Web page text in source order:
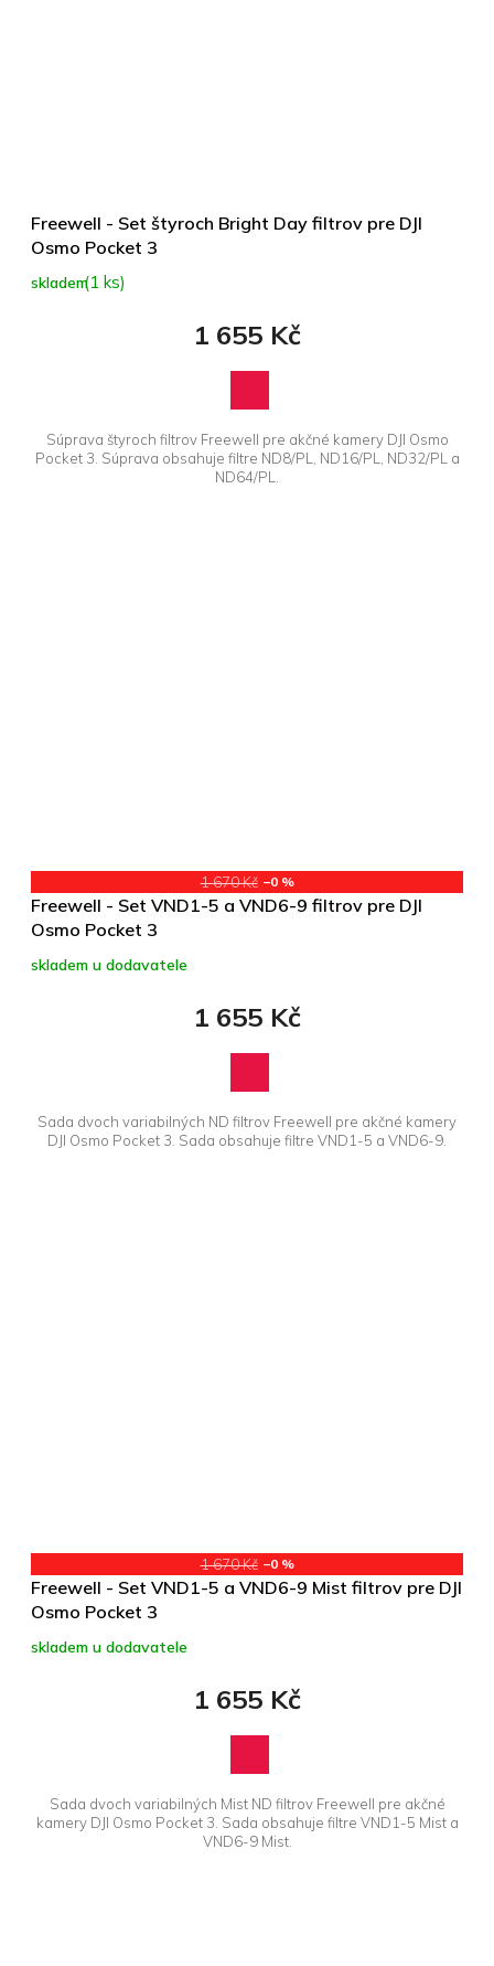
Freewell - Set štyroch Bright Day filtrov pre DJI
Osmo Pocket 3
skladem(1 ks)
1 655 Kč
Súprava štyroch filtrov Freewell pre akčné kamery DJI Osmo
Pocket 3. Súprava obsahuje filtre ND8/PL, ND16/PL, ND32/PL a
ND64/PL.
1 670 Kč –0 %
Freewell - Set VND1-5 a VND6-9 filtrov pre DJI
Osmo Pocket 3
skladem u dodavatele
1 655 Kč
Sada dvoch variabilných ND filtrov Freewell pre akčné kamery
DJI Osmo Pocket 3. Sada obsahuje filtre VND1-5 a VND6-9.
1 670 Kč –0 %
Freewell - Set VND1-5 a VND6-9 Mist filtrov pre DJI
Osmo Pocket 3
skladem u dodavatele
1 655 Kč
Sada dvoch variabilných Mist ND filtrov Freewell pre akčné
kamery DJI Osmo Pocket 3. Sada obsahuje filtre VND1-5 Mist a
VND6-9 Mist.